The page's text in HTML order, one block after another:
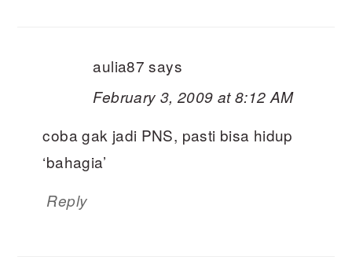
aulia87 says
February 3, 2009 at 8:12 AM
coba gak jadi PNS, pasti bisa hidup
‘bahagia’
Reply